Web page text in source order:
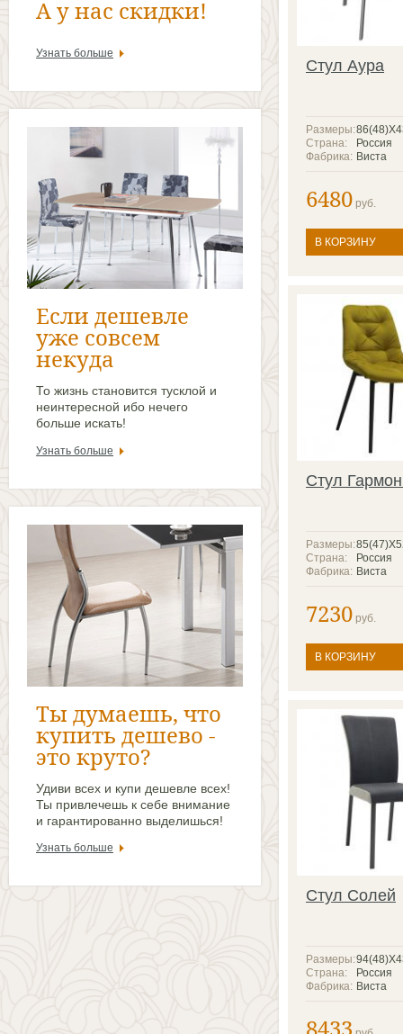
А у нас скидки!
Узнать больше
Если дешевле
уже совсем
некуда
То жизнь становится тусклой и
неинтересной ибо нечего
больше искать!
Узнать больше
Ты думаешь, что
купить дешево -
это круто?
Удиви всех и купи дешевле всех!
Ты привлечешь к себе внимание
и гарантированно выделишься!
Узнать больше
Стул Аура
Размеры:
Россия
Страна:
Виста
Фабрика:
6480 руб.
В КОРЗИНУ
Стул
Размеры:
Россия
Страна:
Виста
Фабрика:
7230 руб.
В КОРЗИНУ
Стул Солей
Размеры:
Россия
Страна:
Виста
Фабрика: